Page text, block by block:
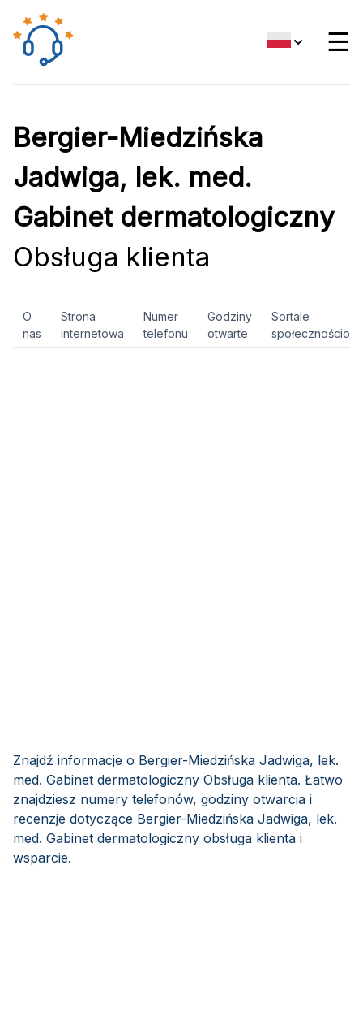
☰
Bergier-Miedzińska
Jadwiga, lek. med.
Gabinet dermatologiczny
Obsługa klienta
O
nas
Strona
internetowa
Numer
telefonu
Godziny
otwarte
Sortale
Znajdź informacje o Bergier-Miedzińska Jadwiga, lek.
med. Gabinet dermatologiczny Obsługa klienta. Łatwo
znajdziesz numery telefonów, godziny otwarcia i
recenzje dotyczące Bergier-Miedzińska Jadwiga, lek.
med. Gabinet dermatologiczny obsługa klienta i
wsparcie.